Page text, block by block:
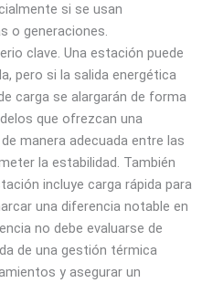
si se usan
o generaciones.
clave. Una estación puede
pero si la salida energética
carga se alargarán de forma
que ofrezcan una
manera adecuada entre las
la estabilidad. También
incluye carga rápida para
una diferencia notable en
no debe evaluarse de
de una gestión térmica
y asegurar un